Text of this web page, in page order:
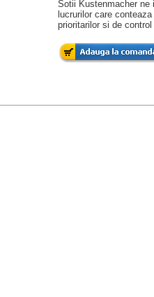
Sotii Kustenmacher ne
lucrurilor care
prioritarilor si de